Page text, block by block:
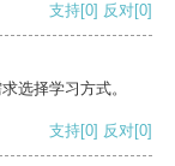
支持[0] 反对[0]
选择学习方式。
支持[0] 反对[0]